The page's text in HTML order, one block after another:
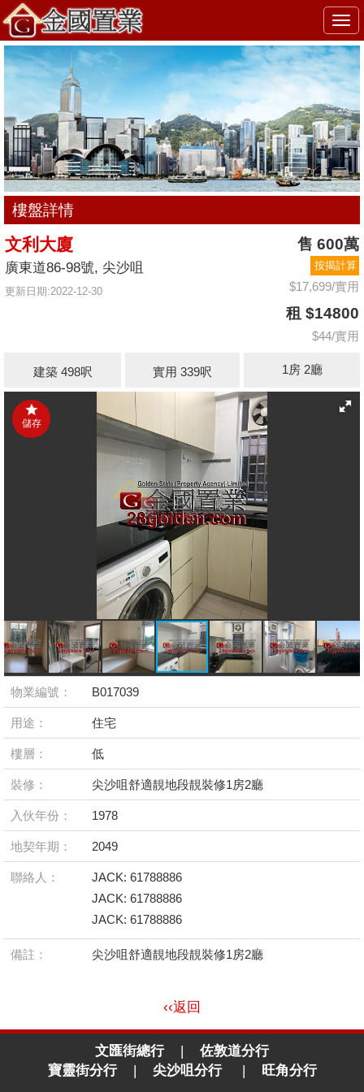
樓盤詳情
文利大廈
廣東道86-98號, 尖沙咀
更新日期:2022-12-30
售 600萬
按揭計算
$17,699/實用
租 $14800
$44/實用
建築 498呎 實用 339呎 1房 2廳
儲存
物業編號： B017039
用途： 住宅
樓層： 低
裝修： 尖沙咀舒適靚地段靚裝修1房2廳
入伙年份： 1978
地契年期： 2049
聯絡人：
JACK: 61788886
JACK: 61788886
JACK: 61788886
備註： 尖沙咀舒適靚地段靚裝修1房2廳
‹‹返回
文匯街總行 |
佐敦道分行
寶靈街分行
| 尖沙咀分行 | 旺角分行